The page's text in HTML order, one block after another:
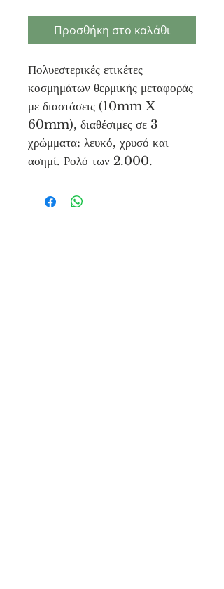
Προσθήκη στο καλάθι
Πολυεστερικές ετικέτες
κοσμημάτων θερμικής μεταφοράς
με διαστάσεις (10mm X
60mm), διαθέσιμες σε 3
χρώμματα: λευκό, χρυσό και
ασημί. Ρολό των 2.000.